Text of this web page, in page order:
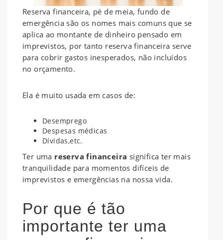
Reserva financeira, pé de meia, fundo de
emergência são os nomes mais comuns que se
aplica ao montante de dinheiro pensado em
imprevistos, por tanto reserva financeira serve
para cobrir gastos inesperados, não incluídos
no orçamento.
Ela é muito usada em casos de:
Desemprego
Despesas médicas
Dívidas,etc.
Ter uma reserva financeira significa ter mais
tranquilidade para momentos difíceis de
imprevistos e emergências na nossa vida.
Por que é tão
importante ter uma